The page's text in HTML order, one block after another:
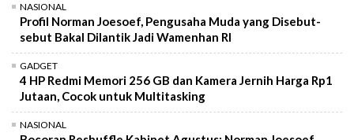
NASIONAL
Profil Norman Joesoef, Pengusaha Muda yang Disebut-
sebut Bakal Dilantik Jadi Wamenhan RI
GADGET
4 HP Redmi Memori 256 GB dan Kamera Jernih Harga Rp1
Jutaan, Cocok untuk Multitasking
NASIONAL